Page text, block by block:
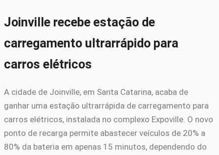
Joinville recebe estação de
carregamento ultrarrápido para
carros elétricos
A cidade de Joinville, em Santa Catarina, acaba de
ganhar uma estação ultrarrápida de carregamento para
carros elétricos, instalada no complexo Expoville. O novo
ponto de recarga permite abastecer veículos de 20% a
80% da bateria em apenas 15 minutos, dependendo do